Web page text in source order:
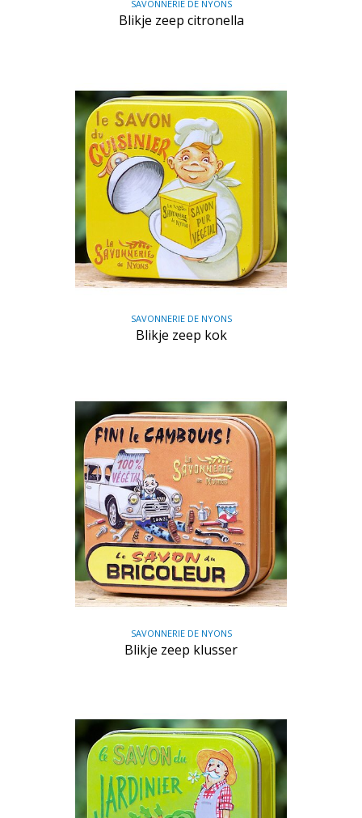
SAVONNERIE DE NYONS
Blikje zeep citronella
SAVONNERIE DE NYONS
Blikje zeep kok
SAVONNERIE DE NYONS
Blikje zeep klusser